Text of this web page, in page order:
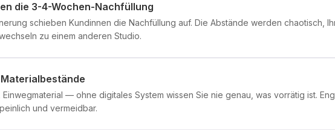
die 3-4-Wochen-Nachfüllung
schieben Kundinnen die Nachfüllung auf. Die Abstände werden chaotisch,
zu einem anderen Studio.
— ohne digitales System wissen Sie nie genau, was vorrätig ist.
und vermeidbar.